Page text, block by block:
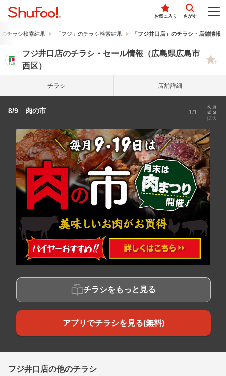
お気に入り さがす
チラシ検索結果 「フジ」のチラシ検索結果 「フジ井口店」のチラシ・店舗情報
フジ井口店のチラシ・セール情報（広島県広島市
西区）
チラシ 店舗詳細
8/9 肉の市 1/1
拡大
チラシをもっと見る
アプリでチラシを見る(無料)
フジ井口店の他のチラシ